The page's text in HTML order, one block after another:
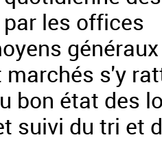
les offices
marchés s'y
bon état des
suivi du tri et